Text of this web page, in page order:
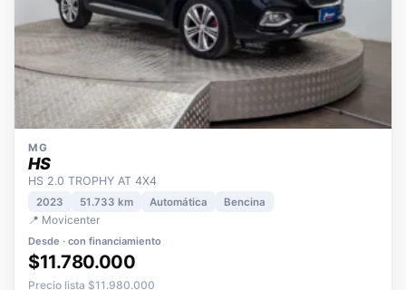
MG
HS
HS 2.0 TROPHY AT 4X4
2023 51.733 km
📍 Movicenter
Desde · con financiamiento
$11.780.000